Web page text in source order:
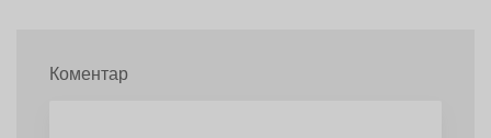
Коментар